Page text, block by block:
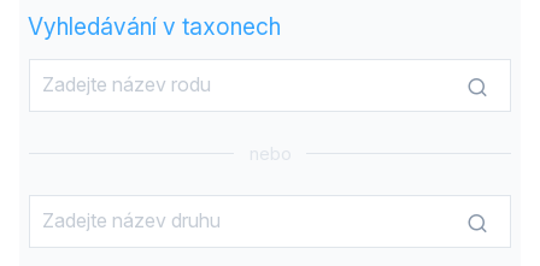
Vyhledávání v taxonech
nebo